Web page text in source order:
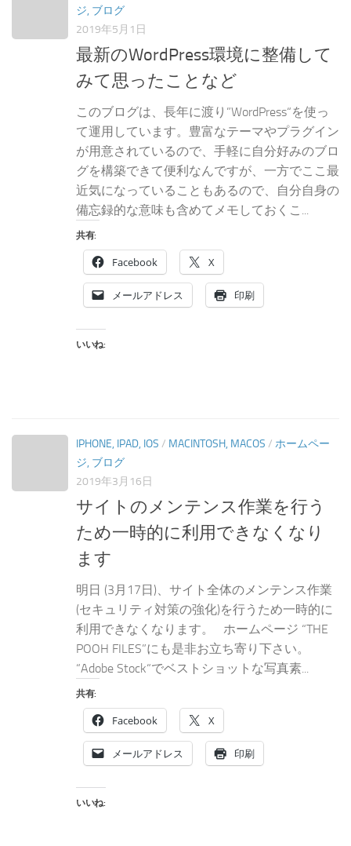
ジ, ブログ
2019年5月1日
最新のWordPress環境に整備して
みて思ったことなど
このブログは、長年に渡り”WordPress“を使っ
て運用しています。豊富なテーマやプラグイン
が用意されているので、手軽に自分好みのブロ
グを構築できて便利なんですが、一方でここ最
近気になっていることもあるので、自分自身の
備忘録的な意味も含めてメモしておくこ...
共有:
Facebook X
メールアドレス 印刷
いいね:
IPHONE, IPAD, IOS / MACINTOSH, MACOS / ホームペー
ジ, ブログ
2019年3月16日
サイトのメンテンス作業を行う
ため一時的に利用できなくなり
ます
明日 (3月17日)、サイト全体のメンテンス作業
(セキュリティ対策の強化)を行うため一時的に
利用できなくなります。 ホームページ “THE
POOH FILES”にも是非お立ち寄り下さい。
“Adobe Stock“でベストショットな写真素...
共有:
Facebook X
メールアドレス 印刷
いいね: